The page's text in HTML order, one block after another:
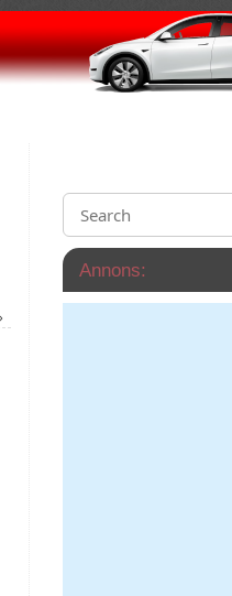
Annons: